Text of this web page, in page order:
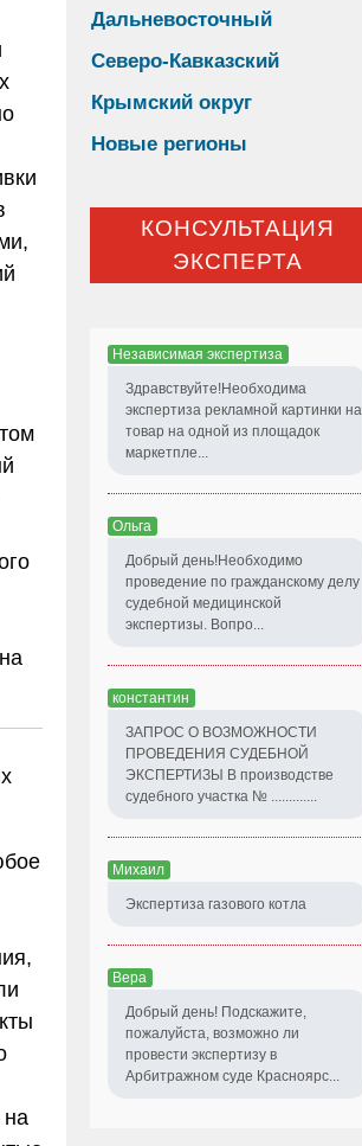
на
Дальневосточный
Северо-Кавказский
Крымский округ
Новые регионы
КОНСУЛЬТАЦИЯ
ЭКСПЕРТА
Независимая экспертиза
Здравствуйте!Необходима
экспертиза рекламной картинки на
товар на одной из площадок
маркетпле...
Ольга
Добрый день!Необходимо
проведение по гражданскому делу
судебной медицинской
экспертизы. Вопро...
константин
ЗАПРОС О ВОЗМОЖНОСТИ
ПРОВЕДЕНИЯ СУДЕБНОЙ
ЭКСПЕРТИЗЫ В производстве
судебного участка № .............
Михаил
Экспертиза газового котла
Вера
Добрый день! Подскажите,
пожалуйста, возможно ли
провести экспертизу в
Арбитражном суде Красноярс...